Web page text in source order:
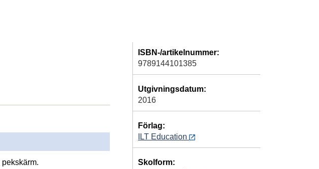
ISBN-/artikelnummer:
9789144101385
Utgivningsdatum:
2016
Förlag:
ILT Education
Skolform: